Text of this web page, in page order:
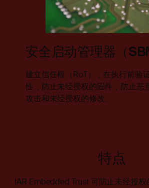
安全启动管理器（
建立信任根（RoT），在执行前验
性，防止未经授权的固件，防止恶
攻击和未经授权的修改。
特点
IAR Embedded Trust 可防止未经授权